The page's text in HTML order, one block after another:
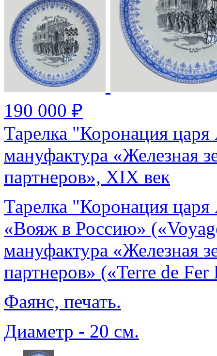
190 000 ₽
Тарелка "Коронация
мануфактура «Железная
партнеров», XIX век
Тарелка "Коронация
«Вояж в Россию»
мануфактура «Железная
партнеров» («Terre de
Фаянс, печать.
Диаметр - 20 см.